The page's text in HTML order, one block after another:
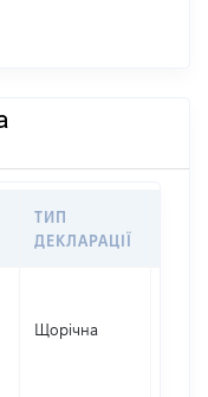
ТИП
ДЕКЛАРАЦІЇ
Щорічна